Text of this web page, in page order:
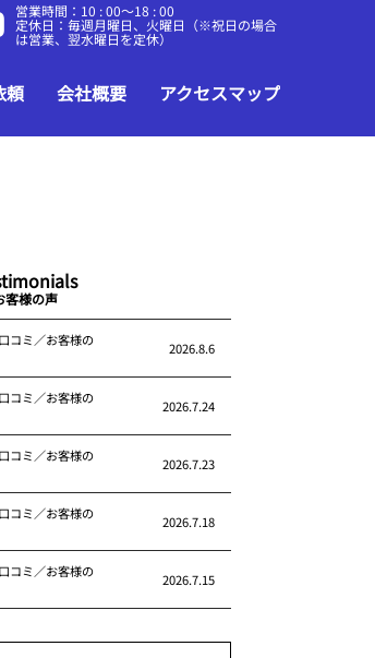
営業時間：10 : 00～18 : 00
定休日：毎週月曜日、火曜日（※祝日の場合
は営業、翌水曜日を定休）
頼 会社概要 アクセスマップ
客様の声
コミ／お客様の
2026.8.6
コミ／お客様の
2026.7.24
コミ／お客様の
2026.7.23
コミ／お客様の
2026.7.18
コミ／お客様の
2026.7.15